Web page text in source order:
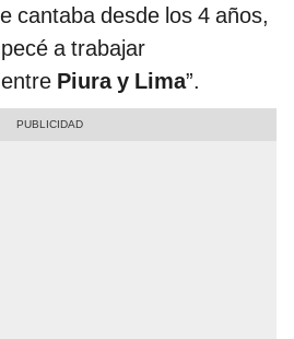
cantaba desde los 4 años,
a trabajar
Piura y Lima”.